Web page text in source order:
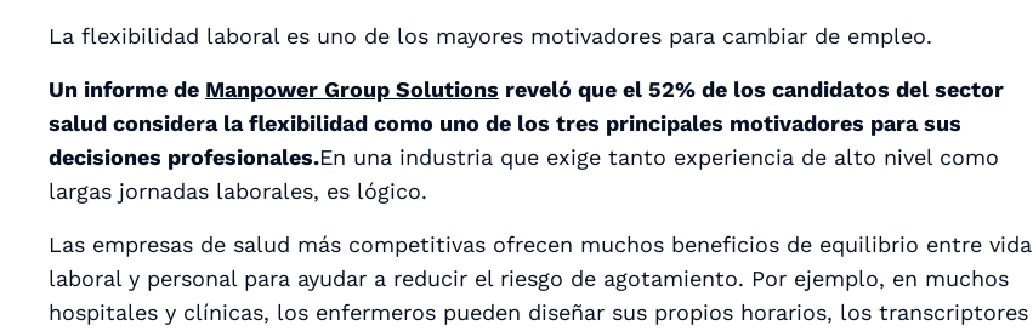
La flexibilidad laboral es uno de los mayores motivadores para cambiar de empleo.
Un informe de Manpower Group Solutions reveló que el 52% de los candidatos del sector
salud considera la flexibilidad como uno de los tres principales motivadores para sus
decisiones profesionales.En una industria que exige tanto experiencia de alto nivel como
largas jornadas laborales, es lógico.
Las empresas de salud más competitivas ofrecen muchos beneficios de equilibrio entre vida
laboral y personal para ayudar a reducir el riesgo de agotamiento. Por ejemplo, en muchos
hospitales y clínicas, los enfermeros pueden diseñar sus propios horarios, los transcriptores